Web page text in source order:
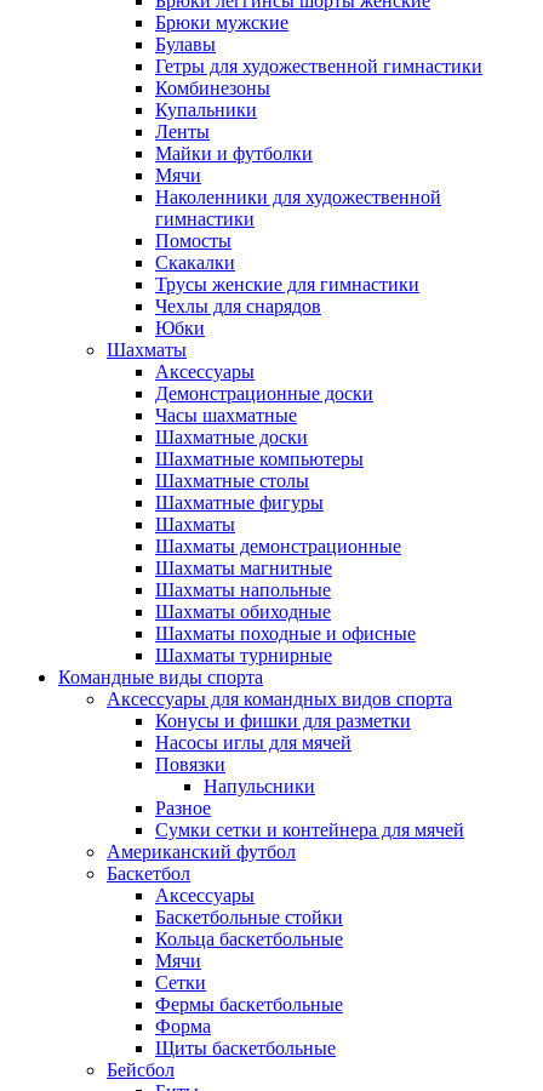
Брюки мужские
Булавы
Гетры для художественной гимнастики
Комбинезоны
Купальники
Ленты
Майки и футболки
Мячи
Наколенники для художественной
гимнастики
Помосты
Скакалки
Трусы женские для гимнастики
Чехлы для снарядов
Юбки
Шахматы
Аксессуары
Демонстрационные доски
Часы шахматные
Шахматные доски
Шахматные компьютеры
Шахматные столы
Шахматные фигуры
Шахматы
Шахматы демонстрационные
Шахматы магнитные
Шахматы напольные
Шахматы обиходные
Шахматы походные и офисные
Шахматы турнирные
Командные виды спорта
Аксессуары для командных видов спорта
Конусы и фишки для разметки
Насосы иглы для мячей
Повязки
Напульсники
Разное
Сумки сетки и контейнера для мячей
Американский футбол
Баскетбол
Аксессуары
Баскетбольные стойки
Кольца баскетбольные
Мячи
Сетки
Фермы баскетбольные
Форма
Щиты баскетбольные
Бейсбол